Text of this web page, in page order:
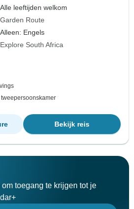
Alle leeftijden welkom
Garden Route
Alleen: Engels
Explore South Africa
Bekijk reis
toegang te krijgen tot je